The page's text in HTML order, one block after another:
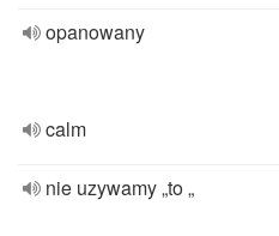
opanowany
calm
nie uzywamy „to „